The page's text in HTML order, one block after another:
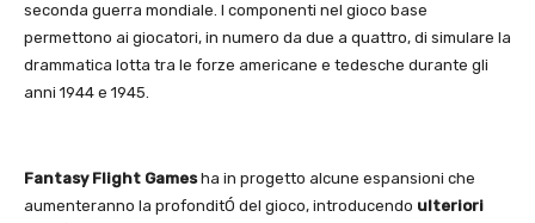
seconda guerra mondiale. I componenti nel gioco base
permettono ai giocatori, in numero da due a quattro, di simulare la
drammatica lotta tra le forze americane e tedesche durante gli
anni 1944 e 1945.
Fantasy Flight Gamesha in progetto alcune espansioni che
aumenteranno la profonditÓ del gioco, introducendo ulteriori